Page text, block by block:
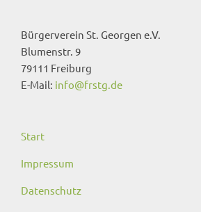
Bürgerverein St. Georgen e.V.
Blumenstr. 9
79111 Freiburg
E-Mail: info@frstg.de
Start
Impressum
Datenschutz